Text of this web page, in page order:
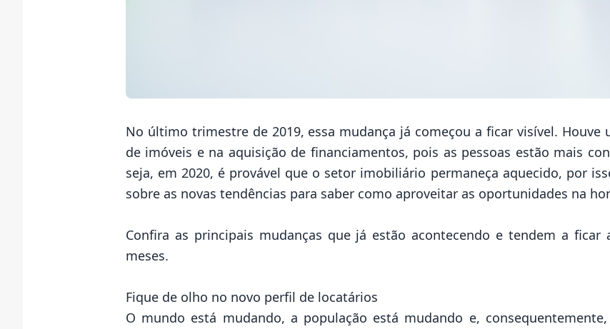
No último trimestre de 2019, essa mudança já começou a ficar visível.
de imóveis e na aquisição de financiamentos, pois as pessoas estão mais
seja, em 2020, é provável que o setor imobiliário permaneça aquecido, por
sobre as novas tendências para saber como aproveitar as oportunidades na
Confira as principais mudanças que já estão acontecendo e tendem a ficar
meses.
Fique de olho no novo perfil de locatários
O mundo está mudando, a população está mudando e,